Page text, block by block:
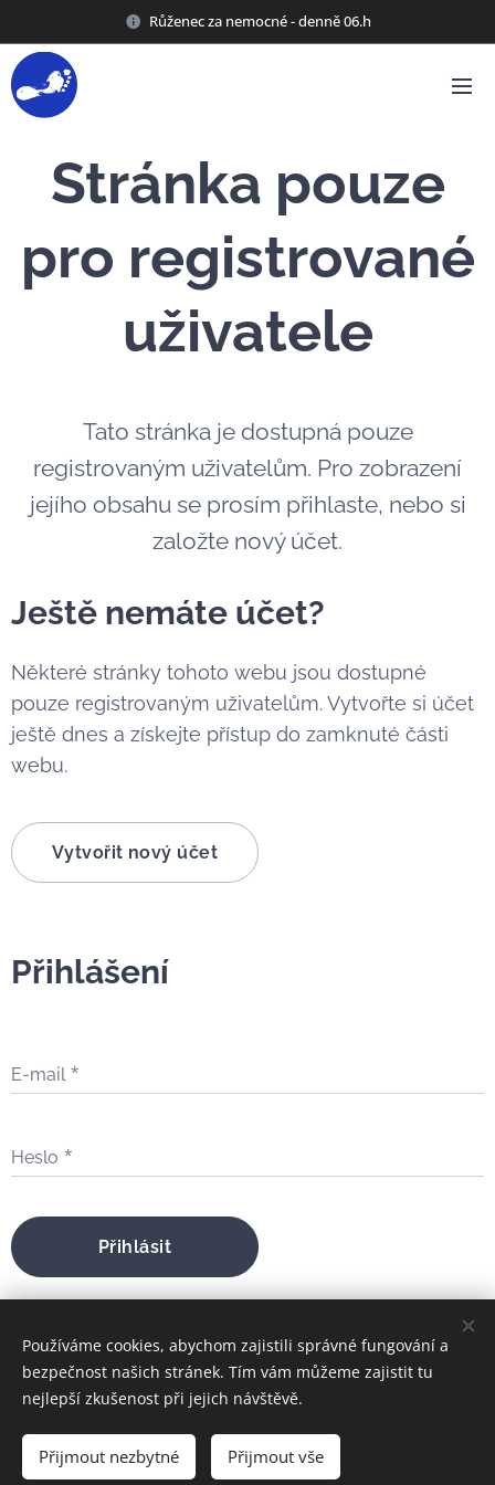
Růženec za nemocné - denně 06.h
Stránka pouze
pro registrované
uživatele
Tato stránka je dostupná pouze
registrovaným uživatelům. Pro zobrazení
jejího obsahu se prosím přihlaste, nebo si
založte nový účet.
Ještě nemáte účet?
Některé stránky tohoto webu jsou dostupné
pouze registrovaným uživatelům. Vytvořte si účet
ještě dnes a získejte přístup do zamknuté části
webu.
Vytvořit nový účet
Přihlášení
E-mail
Heslo
Přihlásit
bratrfilip@gmail.com
FILIP MARIA ŠTOJDL
Používáme cookies, abychom zajistili správné fungování a
bezpečnost našich stránek. Tím vám můžeme zajistit tu
nejlepší zkušenost při jejich návštěvě.
Přijmout nezbytné Přijmout vše